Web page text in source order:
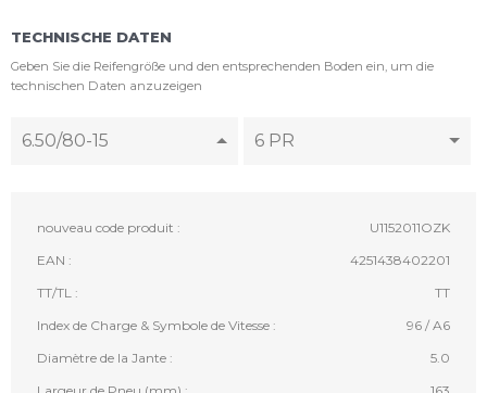
TECHNISCHE DATEN
Geben Sie die Reifengröße und den entsprechenden Boden ein, um die
technischen Daten anzuzeigen
6.50/80-15 6 PR
nouveau code produit :
U1152011OZK
EAN :
4251438402201
TT/TL :
TT
Index de Charge & Symbole de Vitesse :
96 / A6
Diamètre de la Jante :
5.0